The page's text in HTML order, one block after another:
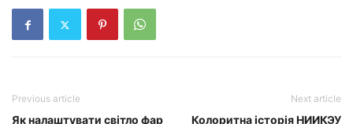
Previous article
Як налаштувати світло фар
Next article
Колоритна історія НИИКЭУ